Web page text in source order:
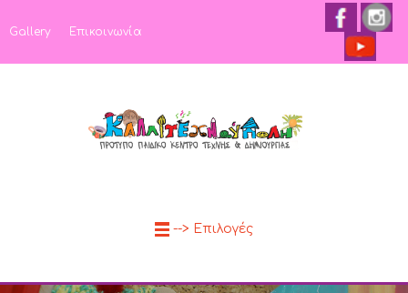
Gallery Επικοινωνία
--> Επιλογές